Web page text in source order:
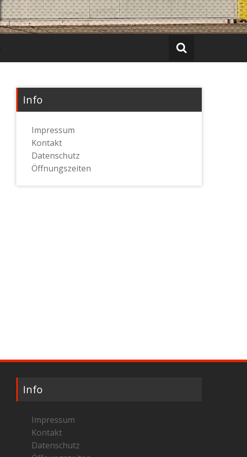
Info
Impressum
Kontakt
Datenschutz
Öffnungszeiten
Info
Impressum
Kontakt
Datenschutz